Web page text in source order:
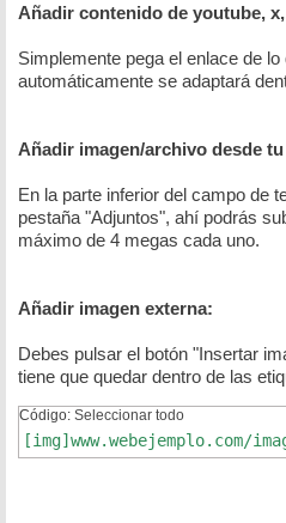
Añadir contenido de youtube,
Simplemente pega el enlace de
automáticamente se adaptará
Añadir imagen/archivo desde
En la parte inferior del campo de
pestaña "Adjuntos", ahí podrás
máximo de 4 megas cada uno.
Añadir imagen externa:
Debes pulsar el botón "Insertar
tiene que quedar dentro de las
Código: Seleccionar todo
[img]www.webejemplo.com/